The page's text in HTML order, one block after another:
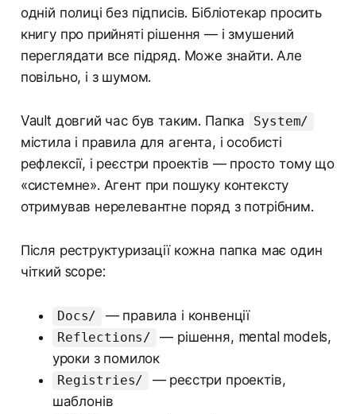
одній полиці без підписів. Бібліотекар просить
книгу про прийняті рішення — і змушений
переглядати все підряд. Може знайти. Але
повільно, і з шумом.
Vault довгий час був таким. Папка System/
містила і правила для агента, і особисті
рефлексії, і реєстри проектів — просто тому що
«системне». Агент при пошуку контексту
отримував нерелевантне поряд з потрібним.
Після реструктуризації кожна папка має один
чіткий scope:
Docs/ — правила і конвенції
Reflections/
— рішення, mental models,
уроки з помилок
Registries/
— реєстри проектів,
шаблонів